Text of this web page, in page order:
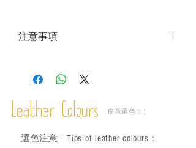
注意事項
－ 此產品含有細小配件、尖銳物件，恕不
必須由成年人陪同下使用並應小心處理。
Leather Colours 皮革選色：）
選色注意｜ Tips of leather colours ：